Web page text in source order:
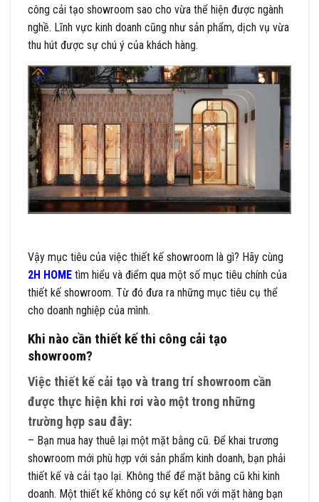
công cải tạo showroom sao cho vừa thể hiện được ngành
nghề. Lĩnh vực kinh doanh cũng như sản phẩm, dịch vụ vừa
thu hút được sự chú ý của khách hàng.
Vậy mục tiêu của việc thiết kế showroom là gì? Hãy cùng
2H HOME tìm hiểu và điểm qua một số mục tiêu chính của
thiết kế showroom. Từ đó đưa ra những mục tiêu cụ thể
cho doanh nghiệp của mình.
Khi nào cần thiết kế thi công cải tạo
showroom?
Việc thiết kế cải tạo và trang trí showroom cần
được thực hiện khi rơi vào một trong những
trường hợp sau đây:
– Bạn mua hay thuê lại một mặt bằng cũ. Để khai trương
showroom mới phù hợp với sản phẩm kinh doanh, bạn phải
thiết kế và cải tạo lại. Không thể để mặt bằng cũ khi kinh
doanh. Một thiết kế không có sự kết nối với mặt hàng bạn